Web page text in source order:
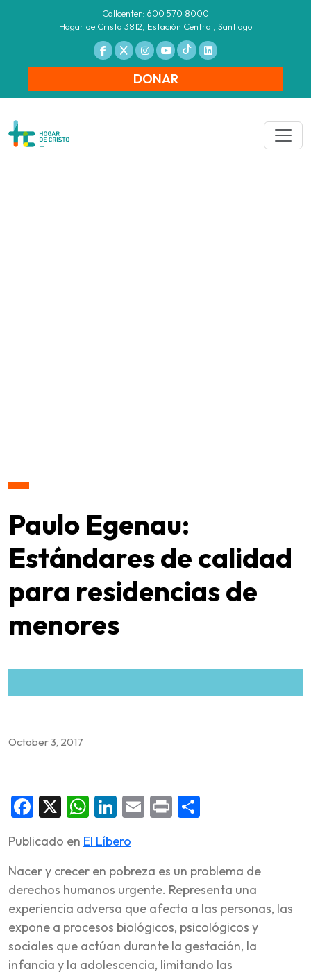
Callcenter: 600 570 8000
Hogar de Cristo 3812, Estación Central, Santiago
DONAR
Paulo Egenau:
Estándares de calidad
para residencias de
menores
October 3, 2017
Facebook
X WhatsApp
LinkedIn
Email
Print
Publicado en El Líbero
Nacer y crecer en pobreza es un problema de
derechos humanos urgente. Representa una
experiencia adversa que afecta a las personas, las
expone a procesos biológicos, psicológicos y
sociales que actúan durante la gestación, la
infancia y la adolescencia, limitando las